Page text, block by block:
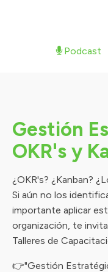
Podcast
Gestión
OKR's y
¿OKR's? ¿Kanban?
Si aún no los
importante aplicar
organización, te
Talleres de
👉"Gestión